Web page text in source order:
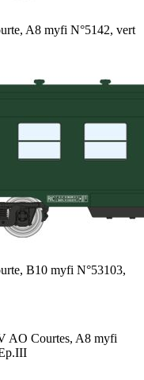
A8 myfi N°5142, vert
B10 myfi N°53103,
AO Courtes, A8 myfi